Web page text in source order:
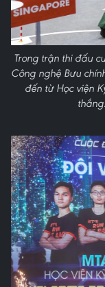
Trong trận thi đấu
Công nghệ Bưu
đến từ Học viện